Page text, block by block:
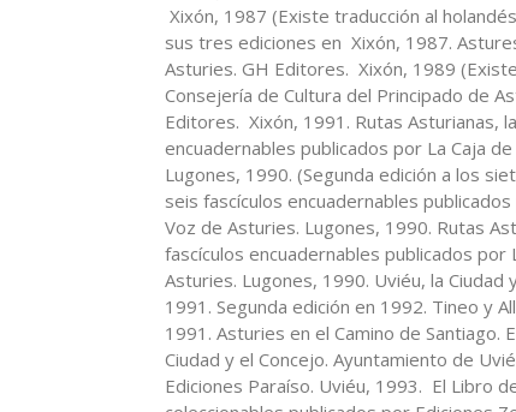
Xixón, 1987 (Existe traducción al
sus tres ediciones en Xixón, 1987.
Asturies. GH Editores. Xixón, 1989
Consejería de Cultura del Principado de
Editores. Xixón, 1991. Rutas Asturianas,
encuadernables publicados por La Caja
Lugones, 1990. (Segunda edición a los
seis fascículos encuadernables
Voz de Asturies. Lugones, 1990. Rutas
fascículos encuadernables publicados
Asturies. Lugones, 1990. Uviéu, la
1991. Segunda edición en 1992. Tineo y
1991. Asturies en el Camino de Santiago.
Ciudad y el Concejo. Ayuntamiento de
Ediciones Paraíso. Uviéu, 1993. El Libro